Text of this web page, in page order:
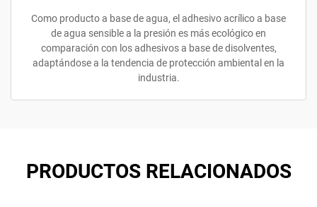
Como producto a base de agua, el adhesivo acrílico a base
de agua sensible a la presión es más ecológico en
comparación con los adhesivos a base de disolventes,
adaptándose a la tendencia de protección ambiental en la
industria.
PRODUCTOS RELACIONADOS